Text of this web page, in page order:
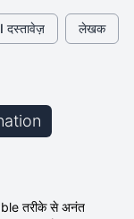
दस्तावेज़ लेखक
तरीके से अनंत